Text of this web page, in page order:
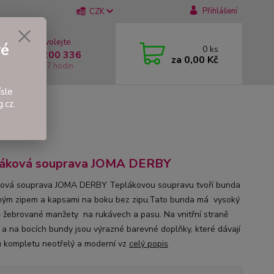
CZK Přihlášení
si rady? Zavolejte.
737 200 336
Pátek: 8 - 17 hodin
0 ks
za 0,00 Kč
souprava JOMA DERBY
souprava JOMA DERBY Teplákovou soupravu tvoří bunda
zipem a kapsami na boku bez zipu.Tato bunda má vysoký
žebrované manžety na rukávech a pasu. Na vnitřní straně
na bocích bundy jsou výrazné barevné doplňky, které dávají
kompletu neotřelý a moderní vz celý popis